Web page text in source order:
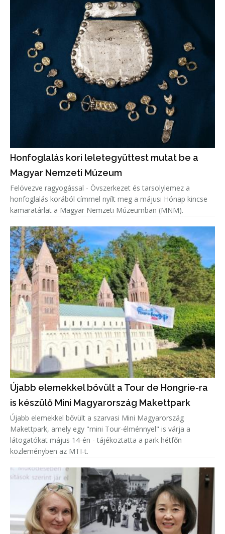
Honfoglalás kori leletegyüttest mutat be a
Magyar Nemzeti Múzeum
Felövezve ragyogással - Övszerkezet és tarsolylemez a
honfoglalás korából címmel nyílt meg a májusi Hónap kincse
kamaratárlat a Magyar Nemzeti Múzeumban (MNM).
Újabb elemekkel bővült a Tour de Hongrie-ra
is készülő Mini Magyarország Makettpark
Újabb elemekkel bővült a szarvasi Mini Magyarország
Makettpark, amely egy "mini Tour-élménnyel" is várja a
látogatókat május 14-én - tájékoztatta a park hétfőn
közleményben az MTI-t.